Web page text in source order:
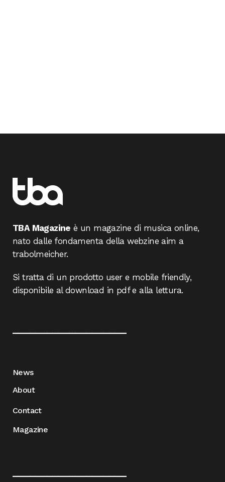
TBA Magazine è un magazine di musica online,
nato dalle fondamenta della webzine aim a
trabolmeicher.
Si tratta di un prodotto user e mobile friendly,
disponibile al download in pdf e alla lettura.
News
About
Contact
Magazine